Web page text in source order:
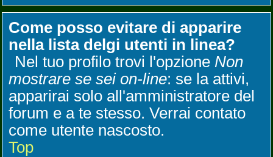
Come posso evitare di apparire
nella lista delgi utenti in linea?
Nel tuo profilo trovi l'opzione Non
mostrare se sei on-line: se la attivi,
apparirai solo all'amministratore del
forum e a te stesso. Verrai contato
come utente nascosto.
Top